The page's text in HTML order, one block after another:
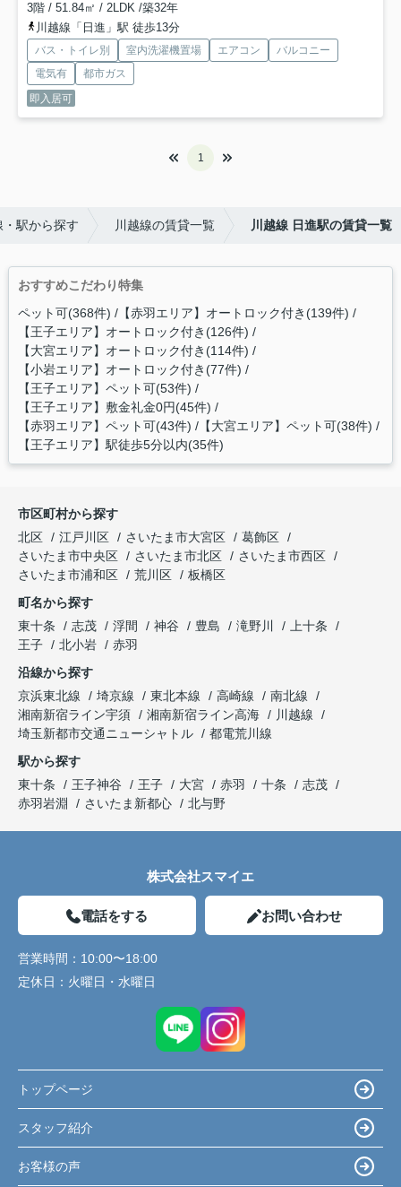
3階 / 51.84㎡ / 2LDK /築32年
川越線「日進」駅 徒歩13分
バス・トイレ別 室内洗濯機置場 エアコン
バルコニー
電気有
都市ガス
即入居可
1
・駅から探す 川越線の賃貸一覧 川越線 日進駅の賃貸一覧
おすすめこだわり特集
ペット可(368件) 【赤羽エリア】オートロック付き(139件)
【王子エリア】オートロック付き(126件)
【大宮エリア】オートロック付き(114件)
【小岩エリア】オートロック付き(77件)
【王子エリア】ペット可(53件)
【王子エリア】敷金礼金0円(45件)
【赤羽エリア】ペット可(43件) 【大宮エリア】ペット可(38件)
【王子エリア】駅徒歩5分以内(35件)
市区町村から探す
北区
江戸川区 さいたま市大宮区
葛飾区
さいたま市中央区
さいたま市北区
さいたま市西区
さいたま市浦和区
荒川区
板橋区
町名から探す
東十条
志茂 浮間 神谷 豊島 滝野川
上十条
王子
北小岩
赤羽
沿線から探す
京浜東北線
埼京線 東北本線 高崎線
南北線
湘南新宿ライン宇須
湘南新宿ライン高海
川越線
埼玉新都市交通ニューシャトル
都電荒川線
駅から探す
東十条
王子神谷 王子 大宮 赤羽 十条
志茂
赤羽岩淵
さいたま新都心 北与野
株式会社スマイエ
電話をする お問い合わせ
営業時間： 10:00〜18:00
定休日： 火曜日・水曜日
トップページ
スタッフ紹介
お客様の声